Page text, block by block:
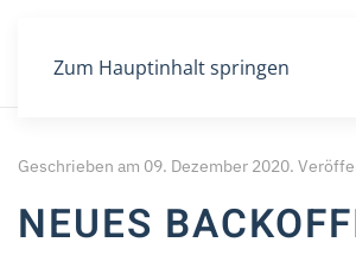
Zum Hauptinhalt springen
Geschrieben am 09. Dezember 2020.
NEUES